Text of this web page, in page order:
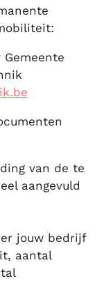
van de te
aangevuld
jouw bedrijf
aantal